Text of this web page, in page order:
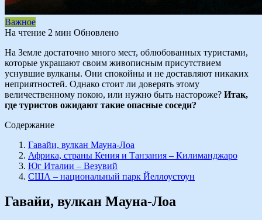
Важное
На чтение 2 мин Обновлено
На Земле достаточно много мест, облюбованных туристами,
которые украшают своим живописным присутствием
уснувшие вулканы. Они спокойны и не доставляют никаких
неприятностей. Однако стоит ли доверять этому
величественному покою, или нужно быть настороже? Итак,
где туристов ожидают такие опасные соседи?
Содержание
Гавайи, вулкан Мауна-Лоа
Африка, страны Кения и Танзания – Килиманджаро
Юг Италии – Везувий
США – национальный парк Йеллоустоун
Гавайи, вулкан Мауна-Лоа